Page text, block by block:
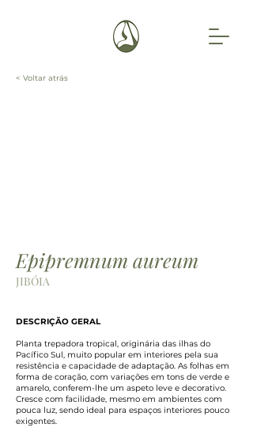
< Voltar atrás
Epipremnum aureum
JIBÓIA
DESCRIÇÃO GERAL
Planta trepadora tropical, originária das ilhas do
Pacífico Sul, muito popular em interiores pela sua
resistência e capacidade de adaptação. As folhas em
forma de coração, com variações em tons de verde e
amarelo, conferem-lhe um aspeto leve e decorativo.
Cresce com facilidade, mesmo em ambientes com
pouca luz, sendo ideal para espaços interiores pouco
exigentes.